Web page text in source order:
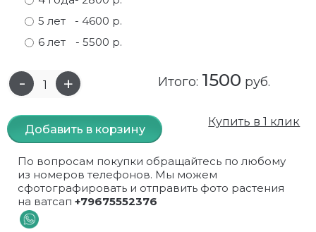
Самшит
Спирея
Форзиция
Шиповник декоративный, белый
Малиновое дерево
Облепиха высокорослая
Облепиха высокорослая, раскидистая
Персики
Кизил
Малина
На штамбе
Оптом
Мускусные
Парковые
Пионовидные
Почвопокровные
5 лет
- 4600 р.
6 лет
- 5500 р.
Итого: 1500 руб.
Добавить в корзину
Купить в 1 клик
По вопросам покупки обращайтесь по любому
из номеров телефонов. Мы можем
сфотографировать и отправить фото растения
на ватсап +79675552376